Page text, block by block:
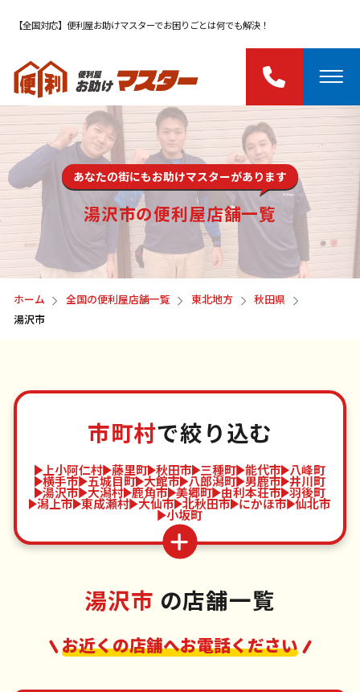
【全国対応】便利屋お助けマスターでお困りごとは何でも解決！
あなたの街にもお助けマスターがあります
湯沢市の便利屋店舗一覧
ホーム 全国の便利屋店舗一覧 東北地方
秋田県
湯沢市
市町村で絞り込む
上小阿仁村 藤里町 秋田市 三種町 能代市 八峰町
横手市 五城目町 大館市 八郎潟町 男鹿市 井川町
湯沢市 大潟村 鹿角市 美郷町 由利本荘市 羽後町
潟上市 東成瀬村 大仙市 北秋田市 にかほ市 仙北市
小坂町
湯沢市 の店舗一覧
お近くの店舗へお電話ください